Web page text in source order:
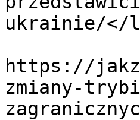
ukrainie/</
https://
zmiany-